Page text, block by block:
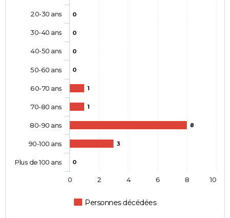
0
0
0
0
1
1
8
3
0
Personnes décédées
20-30 ans
30-40 ans
40-50 ans
50-60 ans
60-70 ans
70-80 ans
80-90 ans
90-100 ans
Plus de 100 ans
0 2 4 6 8 10